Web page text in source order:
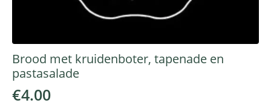
Brood met kruidenboter, tapenade en
pastasalade
€4.00